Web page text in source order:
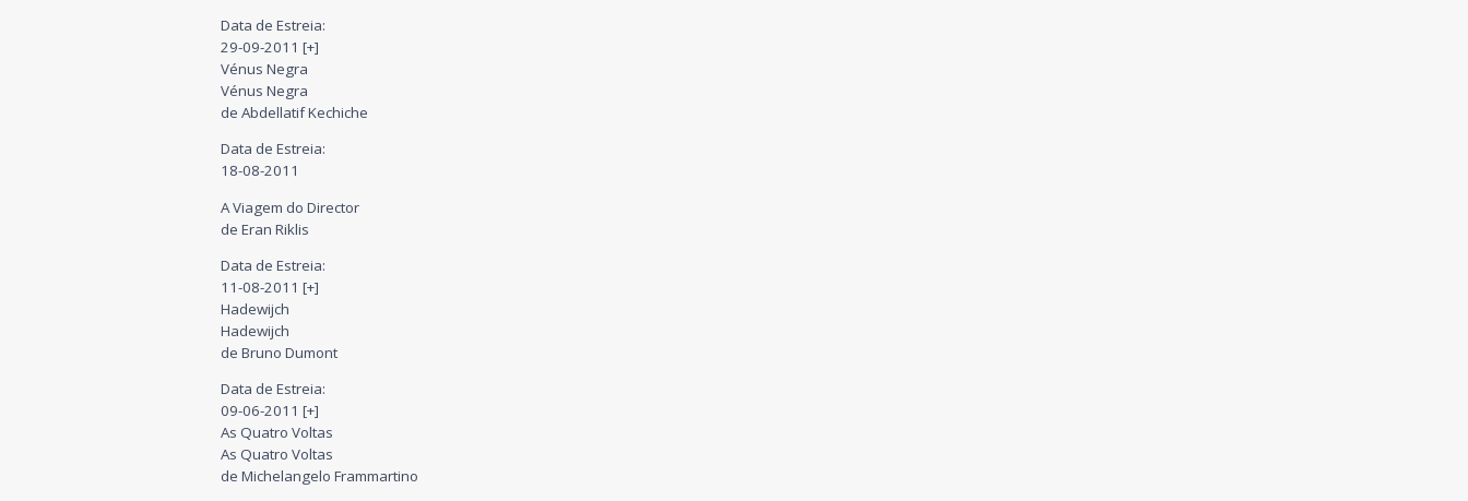
Data de Estreia:
29-09-2011 [+]
Vénus Negra
Vénus Negra
de Abdellatif Kechiche
Data de Estreia:
18-08-2011
A Viagem do Director
de Eran Riklis
Data de Estreia:
11-08-2011 [+]
Hadewijch
Hadewijch
de Bruno Dumont
Data de Estreia:
09-06-2011 [+]
As Quatro Voltas
As Quatro Voltas
de Michelangelo Frammartino